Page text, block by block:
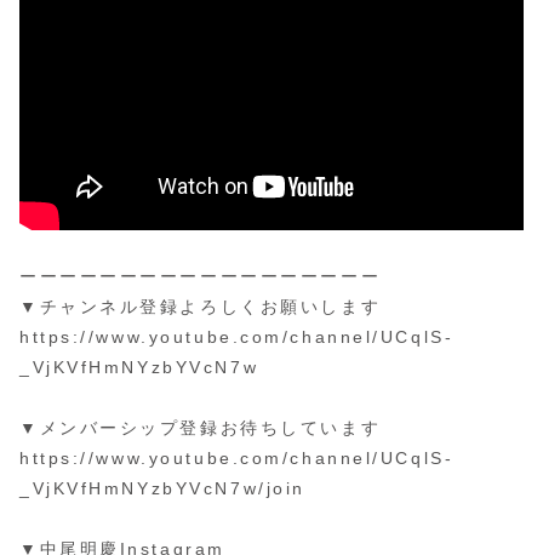
ーーーーーーーーーーーーーーーーーー
▼チャンネル登録よろしくお願いします
https://www.youtube.com/channel/UCqlS-
_VjKVfHmNYzbYVcN7w
▼メンバーシップ登録お待ちしています
https://www.youtube.com/channel/UCqlS-
_VjKVfHmNYzbYVcN7w/join
▼中尾明慶Instagram